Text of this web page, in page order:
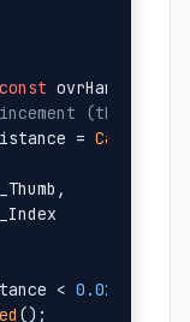
const ovrHandPose&
(thumb +
=
< 0.02f
();